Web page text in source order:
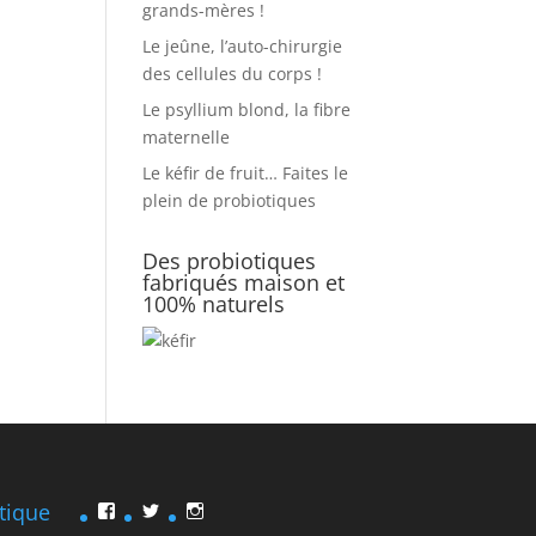
grands-mères !
Le jeûne, l’auto-chirurgie
des cellules du corps !
Le psyllium blond, la fibre
maternelle
Le kéfir de fruit… Faites le
plein de probiotiques
Des probiotiques
fabriqués maison et
100% naturels
Facebook
Twitter